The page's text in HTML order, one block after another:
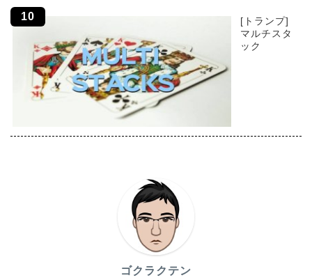
[トランプ]
マルチスタ
ック
ゴクラクテン